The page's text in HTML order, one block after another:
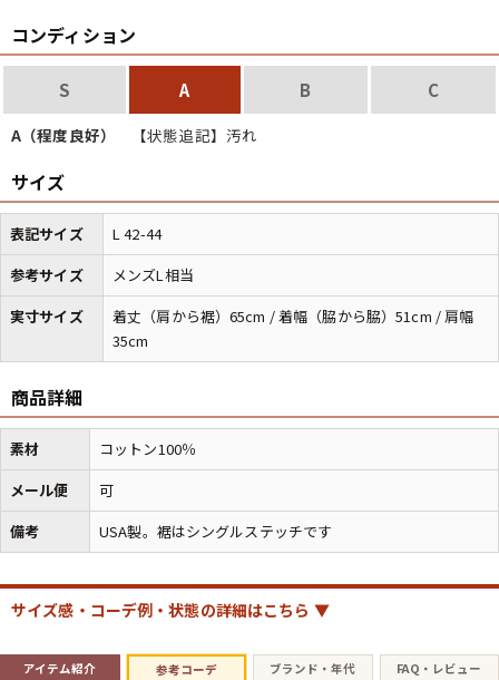
長袖シャツ
半袖シャツ XS S M L XL
Tシャツ XS S M L XL
パンツ
W35,W36 W37以上
Search by Maniacマニアックから探す
Tシャツ
USA製
すべてのマニアックを見る
コンディション
S A B C
A（程度良好） 【状態追記】汚れ
サイズ
表記サイズ
L 42-44
参考サイズ
メンズL相当
実寸サイズ
着丈（肩から裾）65cm / 着幅（脇から脇）51cm / 肩幅
35cm
商品詳細
素材
コットン100％
メール便
可
備考
USA製。裾はシングルステッチです
サイズ感・コーデ例・状態の詳細はこちら ▼
アイテム紹介 参考コーデ ブランド・年代 FAQ・レビュー